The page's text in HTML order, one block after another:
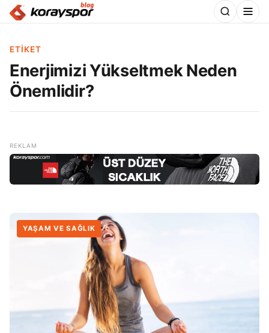
ETIKET
Enerjimizi Yükseltmek Neden
Önemlidir?
YAŞAM VE SAĞLIK